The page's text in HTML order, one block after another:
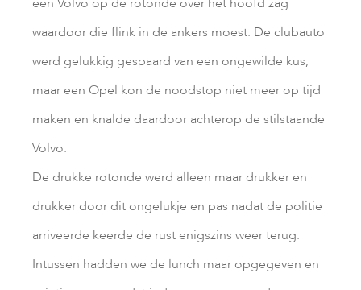
waardoor die flink in de ankers moest. De clubauto
werd gelukkig gespaard van een ongewilde kus,
maar een Opel kon de noodstop niet meer op tijd
maken en knalde daardoor achterop de stilstaande
Volvo.
De drukke rotonde werd alleen maar drukker en
drukker door dit ongelukje en pas nadat de politie
arriveerde keerde de rust enigszins weer terug.
Intussen hadden we de lunch maar opgegeven en